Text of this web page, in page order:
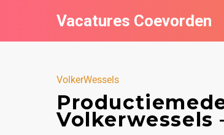
Vacatures Coevorden
VolkerWessels
Volkerwessels